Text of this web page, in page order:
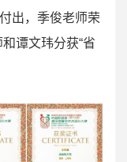
出，季俊老师荣
谭文玮分获“省